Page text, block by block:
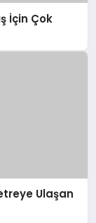
İçin Çok
Ulaşan